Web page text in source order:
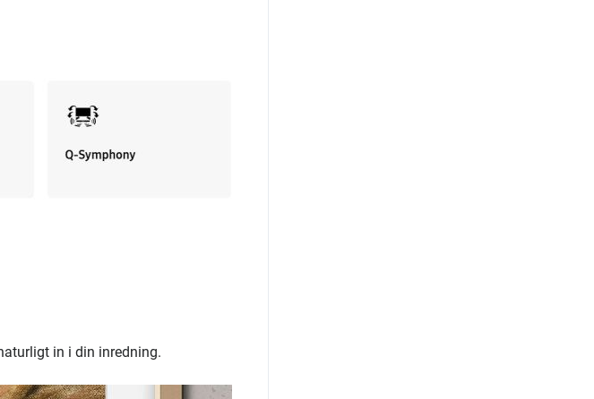
in i din inredning.